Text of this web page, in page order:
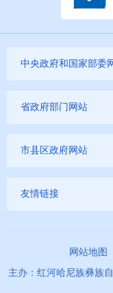
中央政府和国家部委
省政府部门网站
市县区政府网站
友情链接
网站地图
主办：红河哈尼族彝族